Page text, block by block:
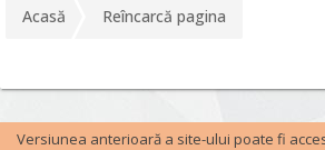
Acasă Reîncarcă pagina
Versiunea anterioară a site-ului poate fi